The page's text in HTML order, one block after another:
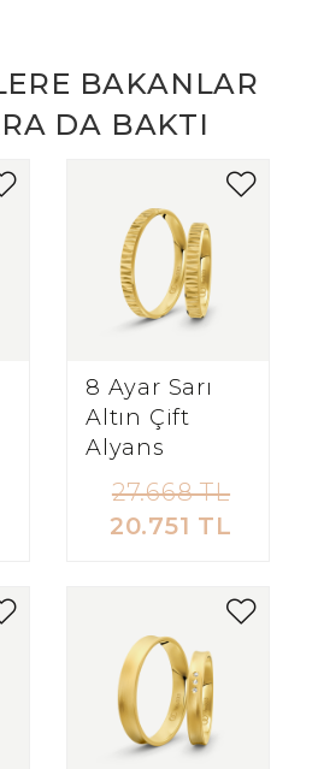
BAKANLAR
DA BAKTI
8 Ayar Sarı
Altın Çift
Alyans
27.668 TL
20.751 TL